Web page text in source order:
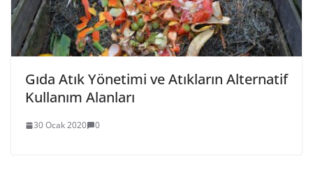
Gıda Atık Yönetimi ve Atıkların Alternatif
Kullanım Alanları
30 Ocak 2020 0